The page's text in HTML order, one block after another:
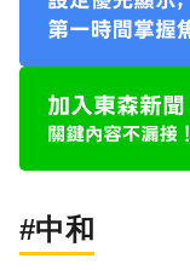
#中和